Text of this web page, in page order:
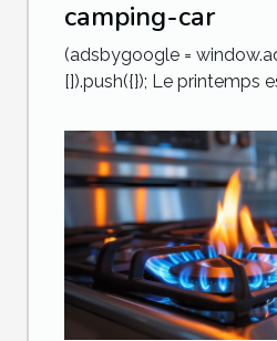
camping-car
(adsbygoogle =
[]).push({}); Le printemps